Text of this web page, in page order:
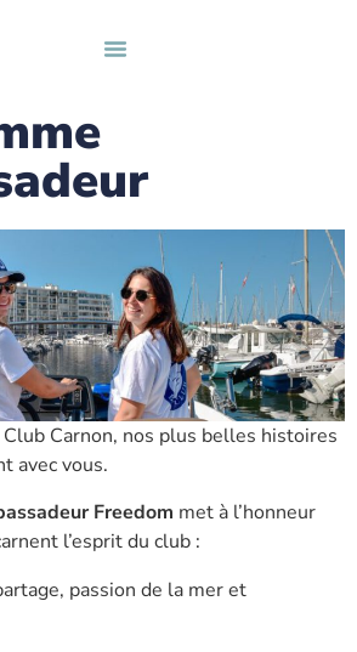
Carnon, nos plus belles histoires
avec vous.
Freedom met à l’honneur
l’esprit du club :
passion de la mer et